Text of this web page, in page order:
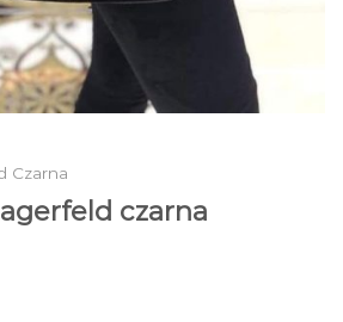
Czarna
czarna